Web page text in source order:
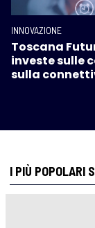
INNOVAZIONE
Toscana
investe sulle
sulla
I PIÙ POPOLARI